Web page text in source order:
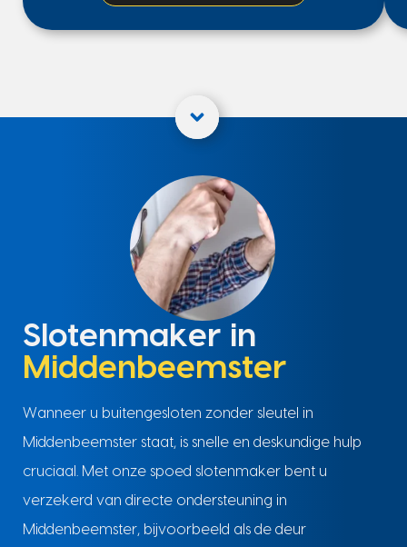
Slotenmaker in
Middenbeemster
Wanneer u buitengesloten zonder sleutel in
Middenbeemster staat, is snelle en deskundige hulp
cruciaal. Met onze spoed slotenmaker bent u
verzekerd van directe ondersteuning in
Middenbeemster, bijvoorbeeld als de deur